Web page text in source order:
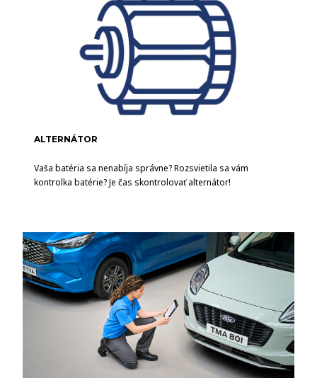
ALTERNÁTOR
Vaša batéria sa nenabíja správne? Rozsvietila sa vám
kontrolka batérie? Je čas skontrolovať alternátor!